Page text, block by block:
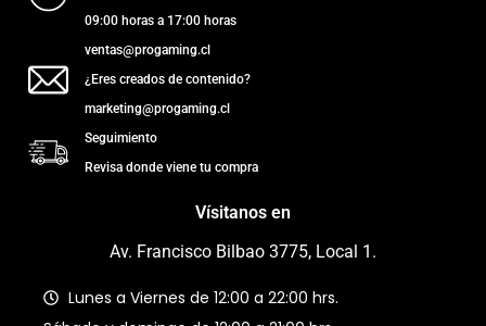
09:00 horas a 17:00 horas
ventas@progaming.cl
¿Eres creados de contenido?
marketing@progaming.cl
Seguimiento
Revisa donde viene tu compra
Vísitanos en
Av. Francisco Bilbao 3775, Local 1.
Lunes a Viernes de 12:00 a 22:00 hrs.